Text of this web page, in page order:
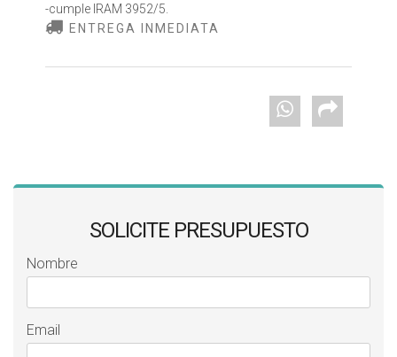
-cumple IRAM 3952/5.
ENTREGA INMEDIATA
SOLICITE PRESUPUESTO
Nombre
Email